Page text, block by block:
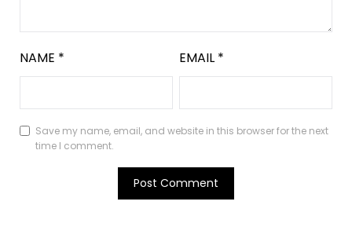
NAME * EMAIL *
Save my name, email, and website in this browser for the next
time I comment.